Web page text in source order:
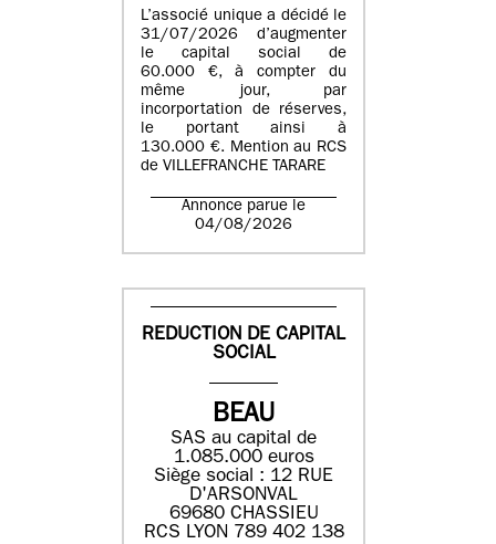
L’associé unique a décidé le
31/07/2026 d’augmenter
le capital social de
60.000 €, à compter du
même jour, par
incorportation de réserves,
le portant ainsi à
130.000 €. Mention au RCS
de VILLEFRANCHE TARARE
Annonce parue le
04/08/2026
REDUCTION DE CAPITAL
SOCIAL
BEAU
SAS au capital de
1.085.000 euros
Siège social : 12 RUE
D'ARSONVAL
69680 CHASSIEU
RCS LYON 789 402 138